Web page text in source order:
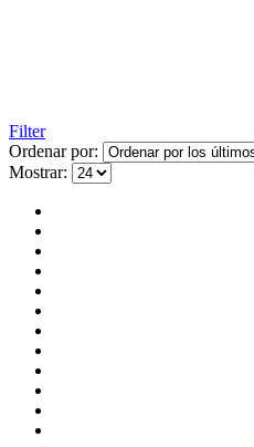
Filter
Ordenar por:
Mostrar: